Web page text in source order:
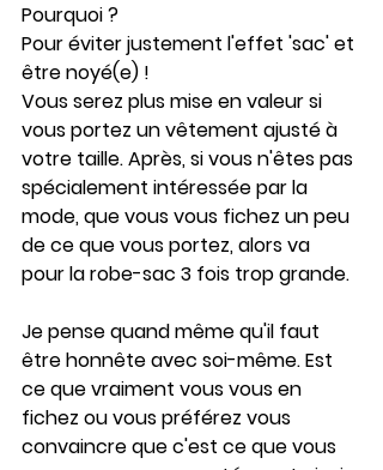
Pourquoi ?
Pour éviter justement l'effet 'sac' et
être noyé(e) !
Vous serez plus mise en valeur si
vous portez un vêtement ajusté à
votre taille. Après, si vous n'êtes pas
spécialement intéressée par la
mode, que vous vous fichez un peu
de ce que vous portez, alors va
pour la robe-sac 3 fois trop grande.
Je pense quand même qu'il faut
être honnête avec soi-même. Est
ce que vraiment vous vous en
fichez ou vous préférez vous
convaincre que c'est ce que vous